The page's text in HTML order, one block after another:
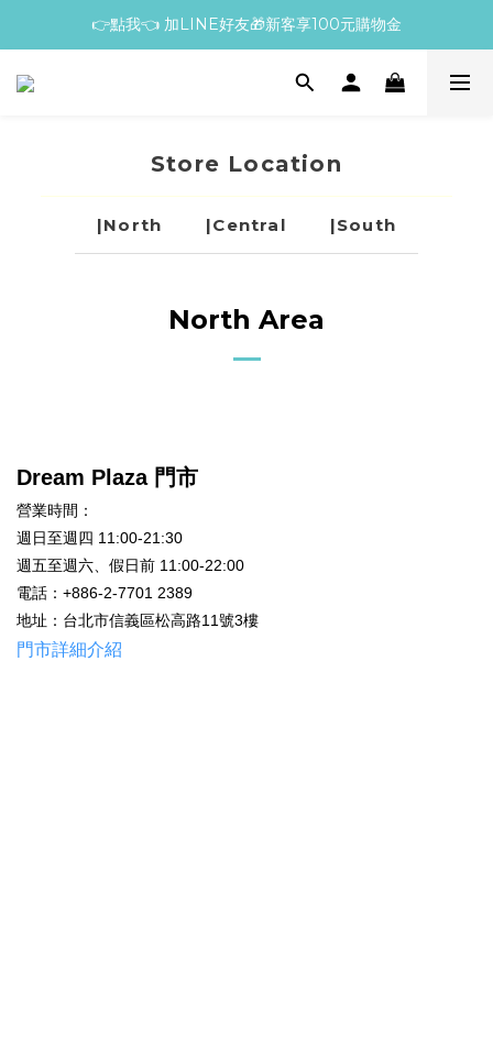
👉點我👈 加LINE好友🎁新客享100元購物金
Store Location
|North |Central |South
North Area
Dream Plaza 門市
營業時間：
週日至週四 11:00-21:30
週五至週六、假日前 11:00-22:00
電話：+886-2-7701 2389
地址：台北市信義區松高路11號3樓
門市詳細介紹